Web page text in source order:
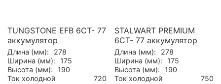
TUNGSTONE EFB 6CT- 77
аккумулятор
Длина (мм):
278
Ширина (мм):
175
Высота (мм):
190
Ток холодной
720
STALWART PREMIUM
6СТ- 77 аккумулятор
Длина (мм):
278
Ширина (мм):
175
Высота (мм):
190
Ток холодной
750